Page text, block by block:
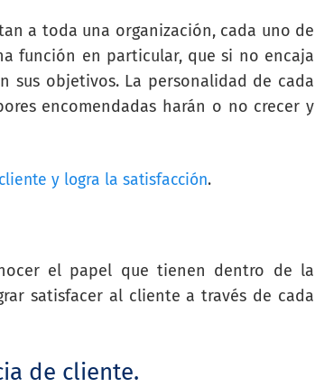
a toda una organización, cada uno de
función en particular, que si no encaja
sus objetivos. La personalidad de cada
encomendadas harán o no crecer y
y logra la satisfacción.
el papel que tienen dentro de la
satisfacer al cliente a través de cada
de cliente.